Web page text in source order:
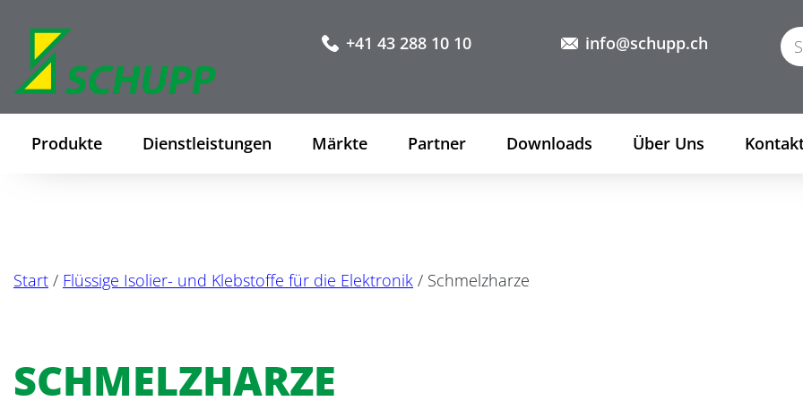
+41 43 288 10 10 info@schupp.ch
Produkte Dienstleistungen Märkte Partner Downloads Über Uns
Start / Flüssige Isolier- und Klebstoffe für die Elektronik / Schmelzharze
SCHMELZHARZE